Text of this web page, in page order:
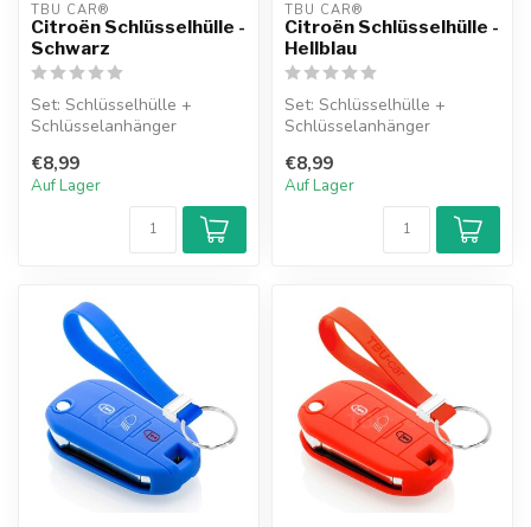
TBU CAR®
Citroën Schlüsselhülle -
Schwarz
Set: Schlüsselhülle +
Schlüsselanhänger
€8,99
Auf Lager
TBU CAR®
Citroën Schlüsselhülle -
Hellblau
Set: Schlüsselhülle +
Schlüsselanhänger
€8,99
Auf Lager